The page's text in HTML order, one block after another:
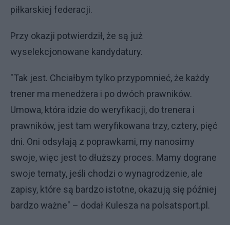
piłkarskiej federacji.
Przy okazji potwierdził, że są już
wyselekcjonowane kandydatury.
"Tak jest. Chciałbym tylko przypomnieć, że każdy
trener ma menedżera i po dwóch prawników.
Umowa, która idzie do weryfikacji, do trenera i
prawników, jest tam weryfikowana trzy, cztery, pięć
dni. Oni odsyłają z poprawkami, my nanosimy
swoje, więc jest to dłuższy proces. Mamy dograne
swoje tematy, jeśli chodzi o wynagrodzenie, ale
zapisy, które są bardzo istotne, okazują się później
bardzo ważne" – dodał Kulesza na polsatsport.pl.